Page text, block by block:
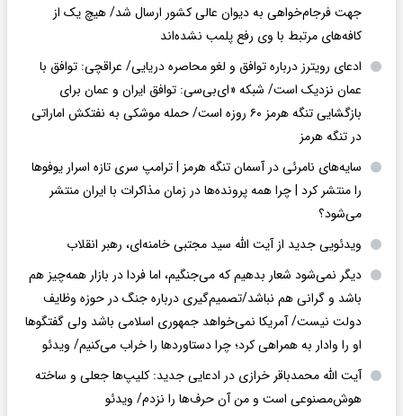
جهت فرجام‌خواهی به دیوان عالی کشور ارسال شد/ هیچ یک از
کافه‌های مرتبط با وی رفع پلمب نشده‌اند
ادعای رویترز درباره توافق و لغو محاصره دریایی/ عراقچی: توافق با
عمان نزدیک است/ شبکه «ای‌بی‌سی: توافق ایران و عمان برای
بازگشایی تنگه هرمز ۶۰ روزه است/ حمله موشکی به نفتکش اماراتی
در تنگه هرمز
سایه‌های نامرئی در آسمان تنگه هرمز | ترامپ سری تازه اسرار یوفوها
را منتشر کرد | چرا همه پرونده‌ها در زمان مذاکرات با ایران منتشر
می‌شود؟
ویدئویی جدید از آیت الله سید مجتبی خامنه‌ای، رهبر انقلاب
دیگر نمی‌شود شعار بدهیم که می‌جنگیم، اما فردا در بازار همه‌چیز هم
باشد و گرانی هم نباشد/تصمیم‌گیری درباره جنگ در حوزه وظایف
دولت نیست/ آمریکا نمی‌خواهد جمهوری اسلامی باشد ولی گفتگوها
او را وادار به همراهی کرد؛ چرا دستاوردها را خراب می‌کنیم/ ویدئو
آیت الله محمدباقر خرازی در ادعایی جدید: کلیپ‌ها جعلی و ساخته
هوش‌مصنوعی است و من آن حرف‌ها را نزدم/ ویدئو